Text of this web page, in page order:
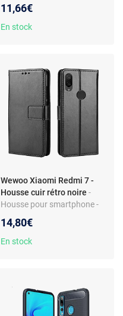
11,66€
En stock
Wewoo Xiaomi Redmi 7 -
Housse cuir rétro noire -
Housse pour smartphone -
avec support - Design rétro
14,80€
En stock